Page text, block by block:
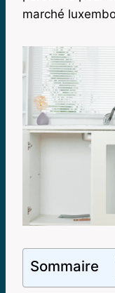
marché
Sommaire